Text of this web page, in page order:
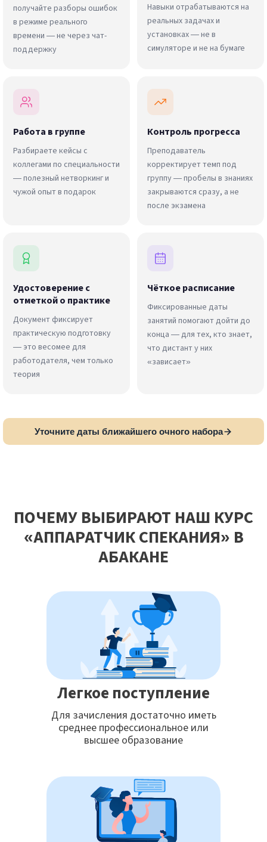
получайте разборы ошибок
в режиме реального
времени — не через чат-
поддержку
Навыки отрабатываются на
реальных задачах и
установках — не в
симуляторе и не на бумаге
Работа в группе
Разбираете кейсы с
коллегами по специальности
— полезный нетворкинг и
чужой опыт в подарок
Контроль прогресса
Преподаватель
корректирует темп под
группу — пробелы в знаниях
закрываются сразу, а не
после экзамена
Удостоверение с
отметкой о практике
Документ фиксирует
практическую подготовку
— это весомее для
работодателя, чем только
теория
Чёткое расписание
Фиксированные даты
занятий помогают дойти до
конца — для тех, кто знает,
что дистант у них
«зависает»
Уточните даты ближайшего очного набора
ПОЧЕМУ ВЫБИРАЮТ НАШ КУРС
«АППАРАТЧИК СПЕКАНИЯ» В
АБАКАНЕ
Легкое поступление
Для зачисления достаточно иметь
среднее профессиональное или
высшее образование